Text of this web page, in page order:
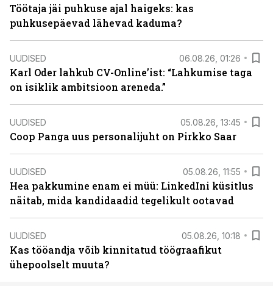
Töötaja jäi puhkuse ajal haigeks: kas
puhkusepäevad lähevad kaduma?
UUDISED 06.08.26, 01:26
Karl Oder lahkub CV-Online’ist: “Lahkumise taga
on isiklik ambitsioon areneda.”
UUDISED 05.08.26, 13:45
Coop Panga uus personalijuht on Pirkko Saar
UUDISED 05.08.26, 11:55
Hea pakkumine enam ei müü: LinkedIni küsitlus
näitab, mida kandidaadid tegelikult ootavad
UUDISED 05.08.26, 10:18
Kas tööandja võib kinnitatud töögraafikut
ühepoolselt muuta?